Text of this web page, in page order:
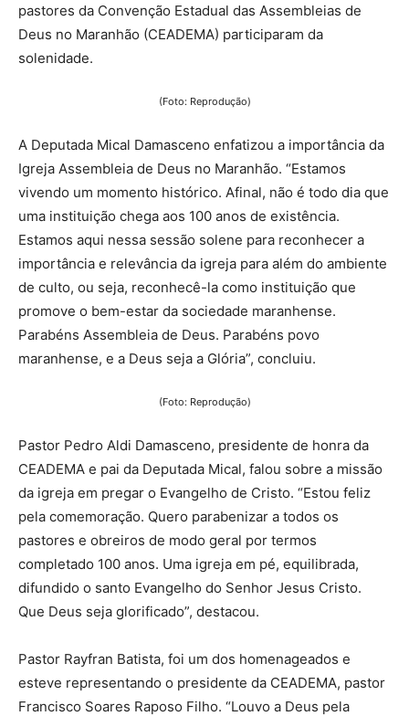
pastores da Convenção Estadual das Assembleias de
Deus no Maranhão (CEADEMA) participaram da
solenidade.
(Foto: Reprodução)
A Deputada Mical Damasceno enfatizou a importância da
Igreja Assembleia de Deus no Maranhão. “Estamos
vivendo um momento histórico. Afinal, não é todo dia que
uma instituição chega aos 100 anos de existência.
Estamos aqui nessa sessão solene para reconhecer a
importância e relevância da igreja para além do ambiente
de culto, ou seja, reconhecê-la como instituição que
promove o bem-estar da sociedade maranhense.
Parabéns Assembleia de Deus. Parabéns povo
maranhense, e a Deus seja a Glória”, concluiu.
(Foto: Reprodução)
Pastor Pedro Aldi Damasceno, presidente de honra da
CEADEMA e pai da Deputada Mical, falou sobre a missão
da igreja em pregar o Evangelho de Cristo. “Estou feliz
pela comemoração. Quero parabenizar a todos os
pastores e obreiros de modo geral por termos
completado 100 anos. Uma igreja em pé, equilibrada,
difundido o santo Evangelho do Senhor Jesus Cristo.
Que Deus seja glorificado”, destacou.
Pastor Rayfran Batista, foi um dos homenageados e
esteve representando o presidente da CEADEMA, pastor
Francisco Soares Raposo Filho. “Louvo a Deus pela